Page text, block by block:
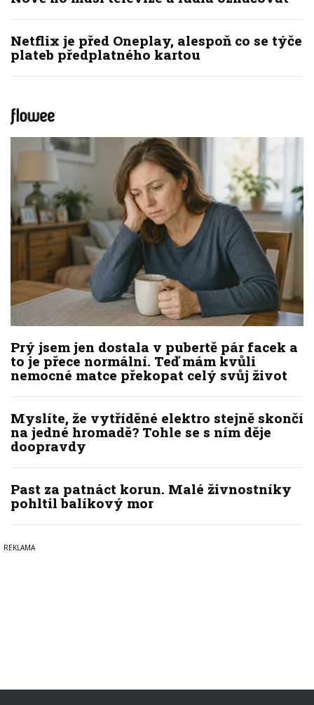
Netflix je před Oneplay, alespoň co se týče
plateb předplatného kartou
Prý jsem jen dostala v pubertě pár facek a
to je přece normální. Teď mám kvůli
nemocné matce překopat celý svůj život
Myslíte, že vytříděné elektro stejně skončí
na jedné hromadě? Tohle se s ním děje
doopravdy
Past za patnáct korun. Malé živnostníky
pohltil balíkový mor